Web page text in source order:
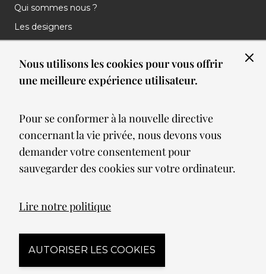
Nous utilisons les cookies pour vous offrir
une meilleure expérience utilisateur.
Pour se conformer à la nouvelle directive
concernant la vie privée, nous devons vous
demander votre consentement pour
sauvegarder des cookies sur votre ordinateur.
Lire notre politique
AUTORISER LES COOKIES
Qui sommes nous ?
Les designers
Nos réalisations
Nos Clients
Meilleures ventes
Blog
© 2026 Spot lumiere led. All Rights Reserved
Mentions légales